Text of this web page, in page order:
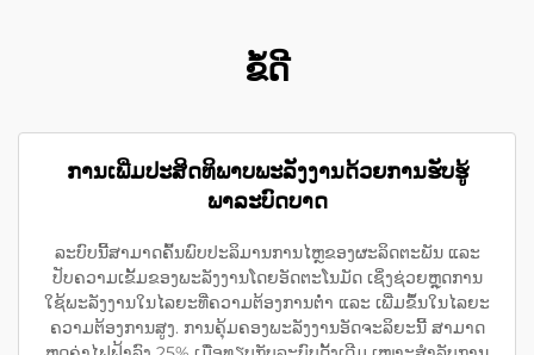
ຂໍ້ດີ
ການເພີ່ມປະສິດທິພາບພະລັງງານດ້ວຍການຮັບຮູ້
ພາລະບົດບາດ
ລະບົບນີ້ສາມາດຄົ້ນພົບປະລິມານການໄຫຼຂອງຜະລິດຕະພັນ ແລະ
ປັບຄວາມເຂັ້ມຂອງພະລັງງານໂດຍອັດຕະໂນມັດ ເຊິ່ງຊ່ວຍຫຼຸດການ
ໃຊ້ພະລັງງານໃນໄລຍະທີ່ຄວາມຕ້ອງການຕ່ຳ ແລະ ເພີ່ມຂຶ້ນໃນໄລຍະ
ຄວາມຕ້ອງການສູງ. ການຄຸ້ມຄອງພະລັງງານອັດຈະລິຍະນີ້ ສາມາດ